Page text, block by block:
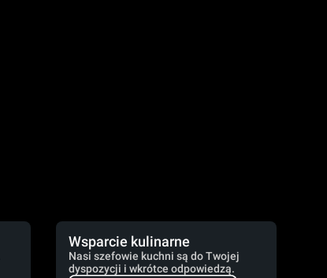
Wsparcie kulinarne
Nasi szefowie kuchni są do Twojej
dyspozycji i wkrótce odpowiedzą.